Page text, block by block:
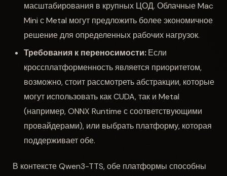
масштабирования в крупных ЦОД. Облачные Mac
Mini с Metal могут предложить более экономичное
решение для определенных рабочих нагрузок.
Требования к переносимости:Если
кроссплатформенность является приоритетом,
возможно, стоит рассмотреть абстракции, которые
могут использовать как CUDA, так и Metal
(например, ONNX Runtime с соответствующими
провайдерами), или выбрать платформу, которая
поддерживает обе.
В контексте Qwen3-TTS, обе платформы способны